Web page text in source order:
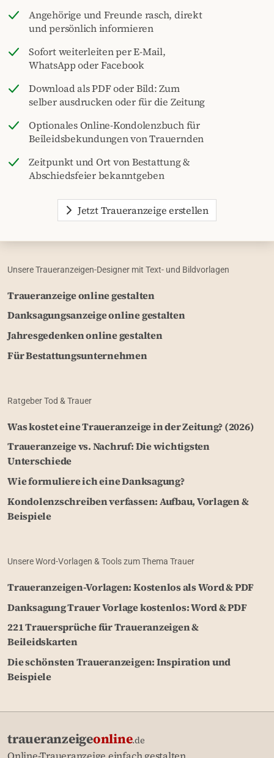
Angehörige und Freunde rasch, direkt
und persönlich informieren
Sofort weiterleiten per E-Mail,
WhatsApp oder Facebook
Download als PDF oder Bild: Zum
selber ausdrucken oder für die Zeitung
Optionales Online-Kondolenzbuch für
Beileidsbekundungen von Trauernden
Zeitpunkt und Ort von Bestattung &
Abschiedsfeier bekanntgeben
Jetzt Traueranzeige erstellen
Unsere Traueranzeigen-Designer mit Text- und Bildvorlagen
Traueranzeige online gestalten
Danksagungsanzeige online gestalten
Jahresgedenken online gestalten
Für Bestattungsunternehmen
Ratgeber Tod & Trauer
Was kostet eine Traueranzeige in der Zeitung? (2026)
Traueranzeige vs. Nachruf: Die wichtigsten
Unterschiede
Wie formuliere ich eine Danksagung?
Kondolenzschreiben verfassen: Aufbau, Vorlagen &
Beispiele
Unsere Word-Vorlagen & Tools zum Thema Trauer
Traueranzeigen-Vorlagen: Kostenlos als Word & PDF
Danksagung Trauer Vorlage kostenlos: Word & PDF
221 Trauersprüche für Traueranzeigen &
Beileidskarten
Die schönsten Traueranzeigen: Inspiration und
Beispiele
traueranzeigeonline.de
Online-Traueranzeige einfach gestalten